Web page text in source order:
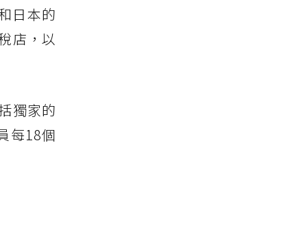
日本的
店，以
獨家的
每18個